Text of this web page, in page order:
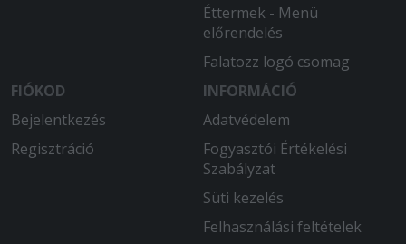
Éttermek - Menü
előrendelés
Falatozz logó csomag
FIÓKOD
Bejelentkezés
Regisztráció
INFORMÁCIÓ
Adatvédelem
Fogyasztói Értékelési
Szabályzat
Süti kezelés
Felhasználási feltételek